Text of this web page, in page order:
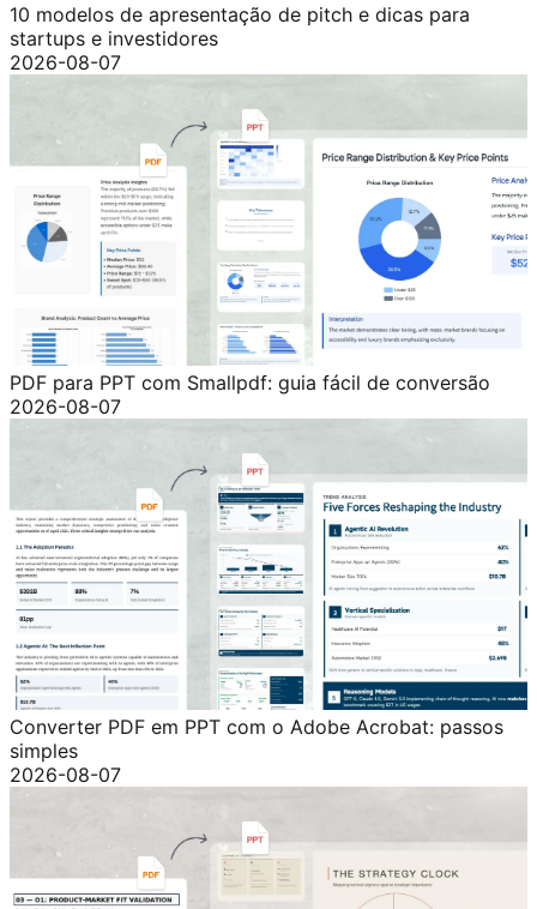
10 modelos de apresentação de pitch e dicas para
startups e investidores
2026-08-07
PDF para PPT com Smallpdf: guia fácil de conversão
2026-08-07
Converter PDF em PPT com o Adobe Acrobat: passos
simples
2026-08-07